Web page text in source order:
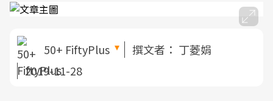
50+ FiftyPlus 撰文者： 丁菱娟
2019-11-28